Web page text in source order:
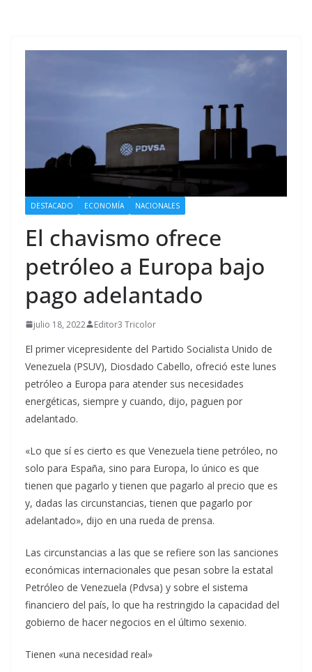
DESTACADO ECONOMÍA NACIONALES
El chavismo ofrece
petróleo a Europa bajo
pago adelantado
julio 18, 2022 Editor3 Tricolor
El primer vicepresidente del Partido Socialista Unido de
Venezuela (PSUV), Diosdado Cabello, ofreció este lunes
petróleo a Europa para atender sus necesidades
energéticas, siempre y cuando, dijo, paguen por
adelantado.
«Lo que sí es cierto es que Venezuela tiene petróleo, no
solo para España, sino para Europa, lo único es que
tienen que pagarlo y tienen que pagarlo al precio que es
y, dadas las circunstancias, tienen que pagarlo por
adelantado», dijo en una rueda de prensa.
Las circunstancias a las que se refiere son las sanciones
económicas internacionales que pesan sobre la estatal
Petróleo de Venezuela (Pdvsa) y sobre el sistema
financiero del país, lo que ha restringido la capacidad del
gobierno de hacer negocios en el último sexenio.
Tienen «una necesidad real»